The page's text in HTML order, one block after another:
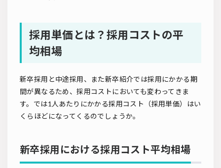
採用単価とは？採用コストの平
均相場
新卒採用と中途採用、また新卒紹介では採用にかかる期
間が異なるため、採用コストにおいても変わってきま
す。では1人あたりにかかる採用コスト（採用単価）はい
くらほどになってくるのでしょうか。
新卒採用における採用コスト平均相場